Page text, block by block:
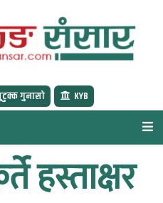
गुनासो KYB
हस्ताक्षर